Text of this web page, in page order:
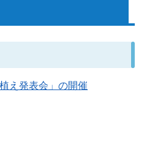
え発表会」の開催